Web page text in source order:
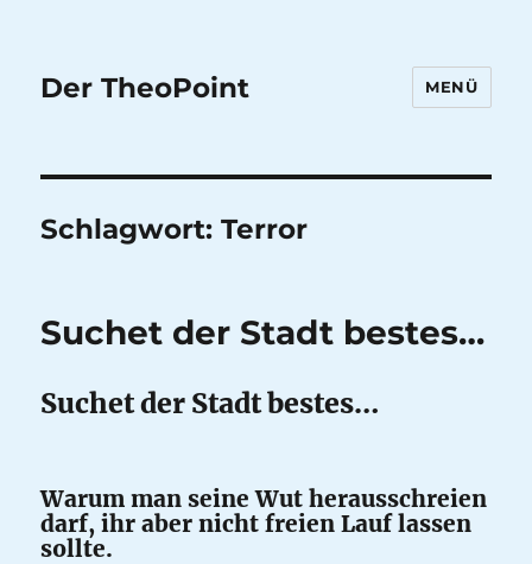
Der TheoPoint MENÜ
Schlagwort:Terror
Suchet der Stadt bestes…
Suchet der Stadt bestes…
Warum man seine Wut herausschreien
darf, ihr aber nicht freien Lauf lassen
sollte.